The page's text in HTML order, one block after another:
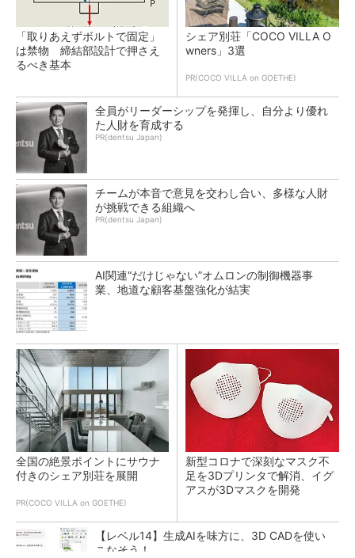
「取りあえずボルトで固定」
は禁物 締結部設計で押さえ
るべき基本
シェア別荘「COCO VILLA O
wners」3選
PR(COCO VILLA on GOETHE)
全員がリーダーシップを発揮し、自分より優れ
た人財を育成する
PR(dentsu Japan)
チームが本音で意見を交わし合い、多様な人財
が挑戦できる組織へ
PR(dentsu Japan)
AI関連“だけじゃない”オムロンの制御機器事
業、地道な顧客基盤強化が結実
全国の絶景ポイントにサウナ
付きのシェア別荘を展開
PR(COCO VILLA on GOETHE)
新型コロナで深刻なマスク不
足を3Dプリンタで解消、イグ
アスが3Dマスクを開発
【レベル14】生成AIを味方に、3D CADを使い
こなそう！